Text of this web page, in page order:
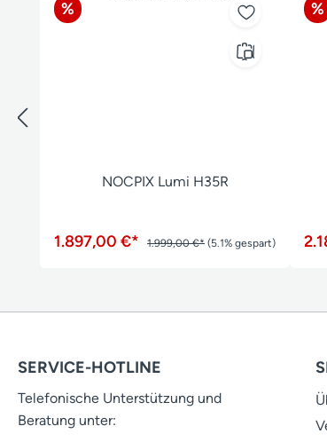
Rabatt
%
NOCPIX Lumi H35R
1.897,00 €* 1.999,00 €* (5.1% gespart)
%
SERVICE-HOTLINE
Telefonische Unterstützung und
Beratung unter: